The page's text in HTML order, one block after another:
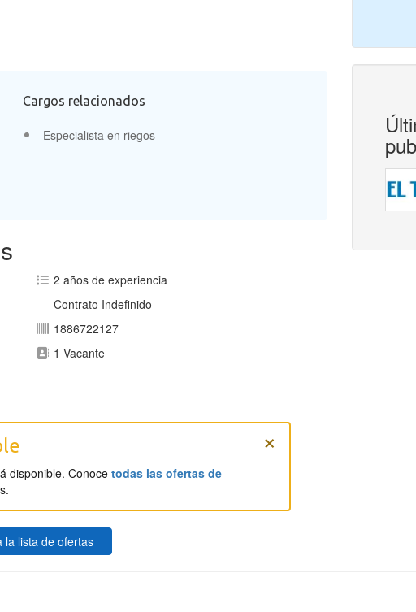
Cargos relacionados
Especialista en riegos
2 años de experiencia
Contrato Indefinido
1886722127
1 Vacante
disponible. Conocetodas las ofertas de
×
la lista de ofertas